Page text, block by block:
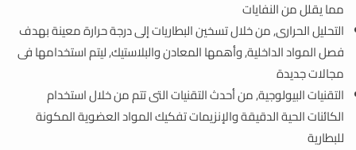
مما يقلل من النفايات
التحليل الحرارى, من خلال تسخين البطاريات إلى درجة حرارة معينة بهدف
فصل المواد الداخلية, وأهمها المعادن والبلاستيك, ليتم استخدامها فى
مجالات جديدة
التقنيات البيولوجية, من أحدث التقنيات التى تتم من خلال استخدام
الكائنات الحية الدقيقة والإنزيمات تفكيك المواد العضوية المكونة
للبطارية